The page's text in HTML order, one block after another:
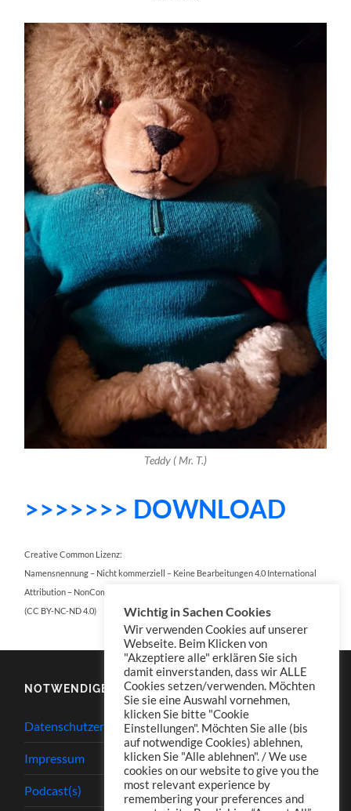
Teddy ( Mr. T.)
>>>>>>> DOWNLOAD
Creative Common Lizenz:
Namensnennung – Nicht kommerziell – Keine Bearbeitungen 4.0 International
Attribution – NonCommercial – NoDerivatives 4.0 International
(CC BY-NC-ND 4.0)
NOTWENDIGES
Datenschutzerklärung
Impressum
Podcast(s)
Wichtig in Sachen Cookies
Wir verwenden Cookies auf unserer
Webseite. Beim Klicken von
"Akzeptiere alle" erklären Sie sich
damit einverstanden, dass wir ALLE
Cookies setzen/verwenden. Möchten
Sie sie eine Auswahl vornehmen,
klicken Sie bitte "Cookie
Einstellungen". Möchten Sie alle (bis
auf notwendige Cookies) ablehnen,
klicken Sie "Alle ablehnen". / We use
cookies on our website to give you the
most relevant experience by
remembering your preferences and